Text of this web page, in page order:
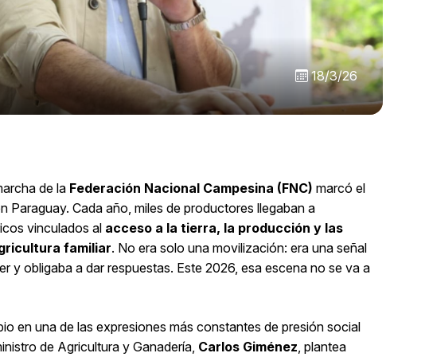
18/3/26
de la Federación Nacional Campesina (FNC) marcó el
Paraguay. Cada año, miles de productores llegaban a
vinculados al acceso a la tierra, la producción y las
familiar. No era solo una movilización: era una señal
y obligaba a dar respuestas. Este 2026, esa escena no se va a
en una de las expresiones más constantes de presión social
de Agricultura y Ganadería, Carlos Giménez, plantea